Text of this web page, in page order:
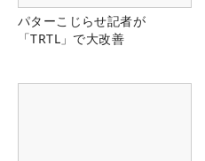
パターこじらせ記者が
「TRTL」で大改善